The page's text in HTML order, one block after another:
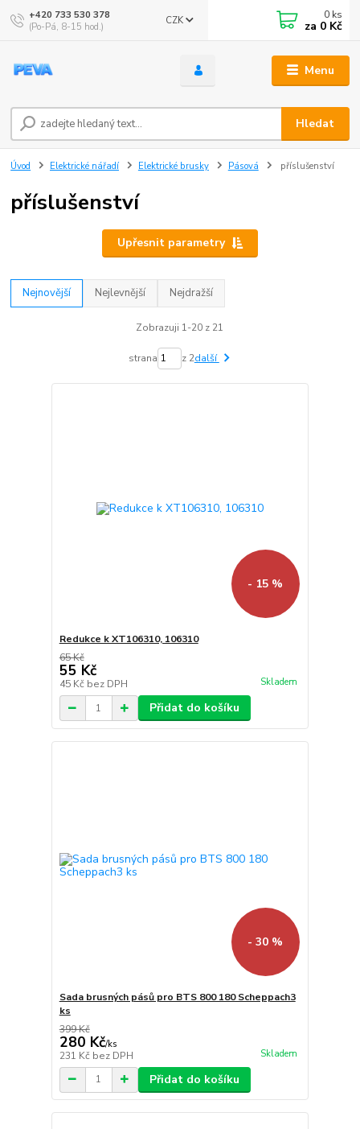
Menu
CZK
Hledat
+420 733 530 378
(Po-Pá, 8-15 hod.)
0 ks
za 0 Kč
Úvod Elektrické nářadí Elektrické brusky Pásová příslušenství
příslušenství
Upřesnit parametry
Nejnovější Nejlevnější Nejdražší
Zobrazuji 1-20 z 21
strana z 2další
- 15 %
Redukce k XT106310, 106310
65 Kč
55 Kč
45 Kč bez DPH Skladem
Přidat do košíku
- 30 %
Sada brusných pásů pro BTS 800 180 Scheppach3
ks
399 Kč
280 Kč/ks
231 Kč bez DPH Skladem
Přidat do košíku